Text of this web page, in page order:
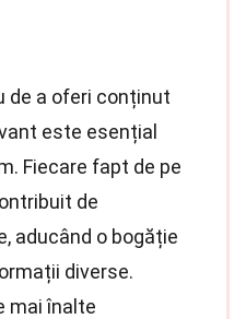
de a oferi conținut
este esențial
Fiecare fapt de pe
de
aducând o bogăție
diverse.
mai înalte